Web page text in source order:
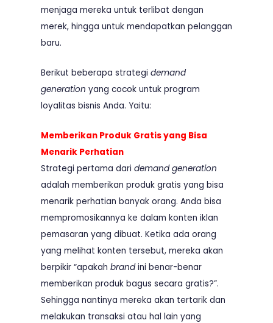
menjaga mereka untuk terlibat dengan
merek, hingga untuk mendapatkan pelanggan
baru.
Berikut beberapa strategi demand
generation yang cocok untuk program
loyalitas bisnis Anda. Yaitu:
Memberikan Produk Gratis yang Bisa
Menarik Perhatian
Strategi pertama dari demand generation
adalah memberikan produk gratis yang bisa
menarik perhatian banyak orang. Anda bisa
mempromosikannya ke dalam konten iklan
pemasaran yang dibuat. Ketika ada orang
yang melihat konten tersebut, mereka akan
berpikir “apakah brandini benar-benar
memberikan produk bagus secara gratis?”.
Sehingga nantinya mereka akan tertarik dan
melakukan transaksi atau hal lain yang